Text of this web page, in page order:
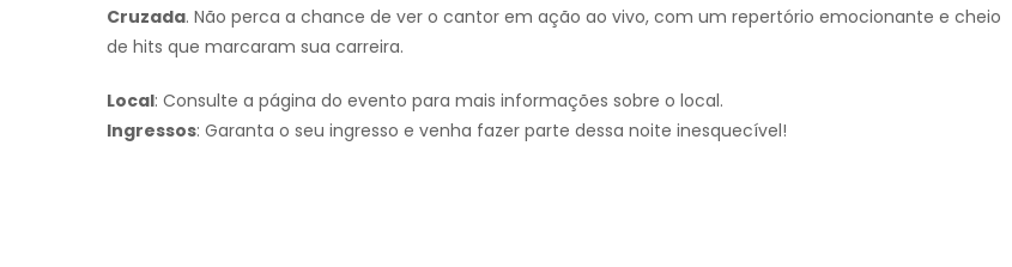
Cruzada. Não perca a chance de ver o cantor em ação ao vivo, com um repertório emocionante e cheio
de hits que marcaram sua carreira.
Local: Consulte a página do evento para mais informações sobre o local.
Ingressos: Garanta o seu ingresso e venha fazer parte dessa noite inesquecível!